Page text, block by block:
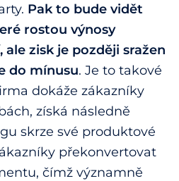
Pak to bude vidět
rostou výnosy
zisk je později sražen
do mínusu. Je to takové
dokáže zákazníky
získá následně
skrze své produktové
překonvertovat
čímž významně